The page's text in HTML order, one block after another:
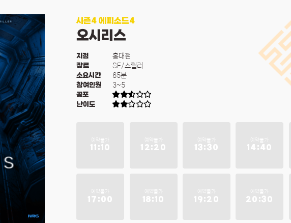
시즌4 에피소드4
오시리스
지점 홍대점
장르 SF/스릴러
소요시간 65분
참여인원 3~5
공포
난이도
예약불가
11:10
예약불가
12:20
예약불가
13:30
예약불가
14:40
예약불가
17:00
예약불가
18:10
예약불가
19:20
예약불가
20:30